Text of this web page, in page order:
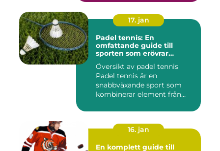
17. jan
Padel tennis: En
omfattande guide till
sporten som erövrar
Översikt av padel tennis
Padel tennis är en
snabbväxande sport som
kombinerar element från
16. jan
En komplett guide till